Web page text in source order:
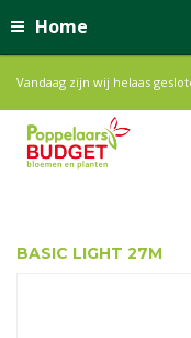
Home
Vandaag zijn wij helaas
BASIC LIGHT 27M